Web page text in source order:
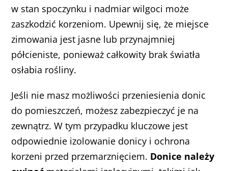
w stan spoczynku i nadmiar wilgoci może
zaszkodzić korzeniom. Upewnij się, że miejsce
zimowania jest jasne lub przynajmniej
półcieniste, ponieważ całkowity brak światła
osłabia rośliny.
Jeśli nie masz możliwości przeniesienia donic
do pomieszczeń, możesz zabezpieczyć je na
zewnątrz. W tym przypadku kluczowe jest
odpowiednie izolowanie donicy i ochrona
korzeni przed przemarznięciem. Donice należy